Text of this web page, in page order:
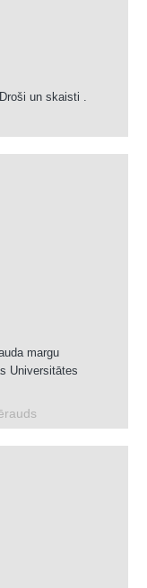
un skaisti .
margu
Universitātes